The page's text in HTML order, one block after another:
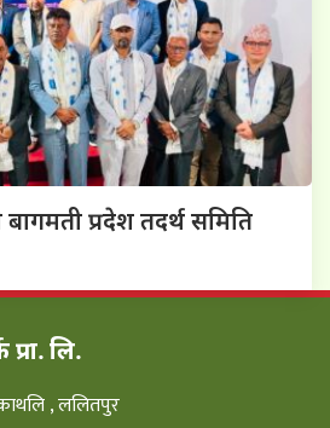
प्रदेश तदर्थ समिति
प्रा. लि.
, ललितपुर